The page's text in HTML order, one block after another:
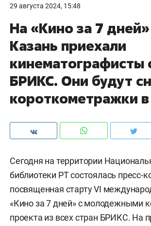
29 августа 2024, 15:48
На «Кино за 7
Казань приехали
кинематографисты
БРИКС. Они будут
короткометражки
Сегодня на территории
библиотеки РТ состоялась пресс-
посвященная старту VI
«Кино за 7 дней» с молодежными
проекта из всех стран БРИКС. На